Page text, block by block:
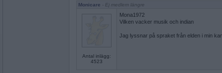
Monicare - Ej medlem längre
Antal inlägg:
4523
Mona1972
Vilken vacker musik och indian
Jag lyssnar på spraket från elden i min